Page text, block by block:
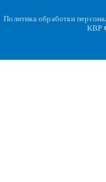
Политика обработки
KBP